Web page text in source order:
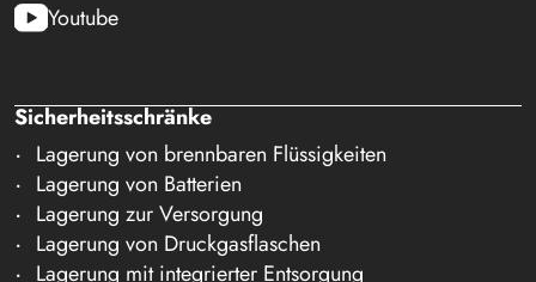
Youtube
Sicherheitsschränke
Lagerung von brennbaren Flüssigkeiten
Lagerung von Batterien
Lagerung zur Versorgung
Lagerung von Druckgasflaschen
Lagerung mit integrierter Entsorgung